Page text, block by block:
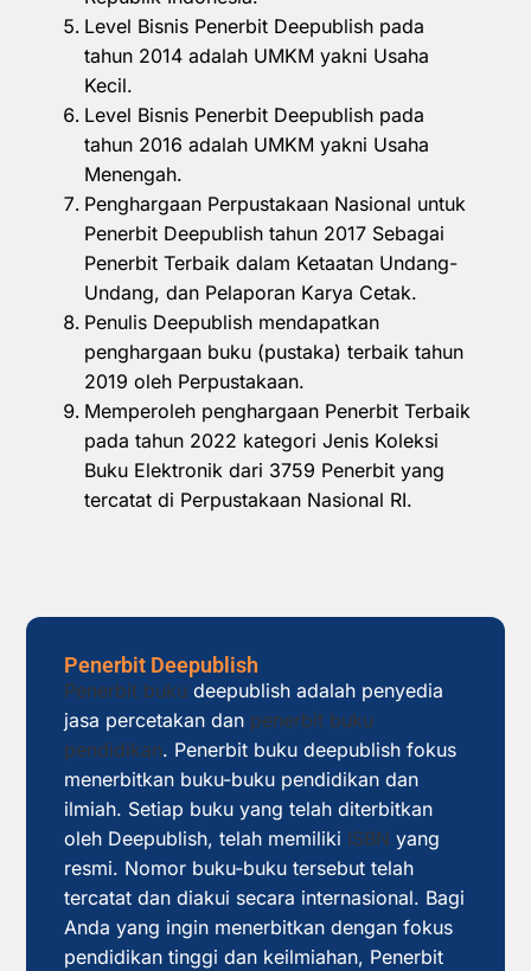
Level Bisnis Penerbit Deepublish pada
tahun 2014 adalah UMKM yakni Usaha
Kecil.
Level Bisnis Penerbit Deepublish pada
tahun 2016 adalah UMKM yakni Usaha
Menengah.
Penghargaan Perpustakaan Nasional untuk
Penerbit Deepublish tahun 2017 Sebagai
Penerbit Terbaik dalam Ketaatan Undang-
Undang, dan Pelaporan Karya Cetak.
Penulis Deepublish mendapatkan
penghargaan buku (pustaka) terbaik tahun
2019 oleh Perpustakaan.
Memperoleh penghargaan Penerbit Terbaik
pada tahun 2022 kategori Jenis Koleksi
Buku Elektronik dari 3759 Penerbit yang
tercatat di Perpustakaan Nasional RI.
Penerbit Deepublish
Penerbit buku deepublish adalah penyedia
jasa percetakan dan penerbit buku
pendidikan. Penerbit buku deepublish fokus
menerbitkan buku-buku pendidikan dan
ilmiah. Setiap buku yang telah diterbitkan
oleh Deepublish, telah memiliki ISBN yang
resmi. Nomor buku-buku tersebut telah
tercatat dan diakui secara internasional. Bagi
Anda yang ingin menerbitkan dengan fokus
pendidikan tinggi dan keilmiahan, Penerbit